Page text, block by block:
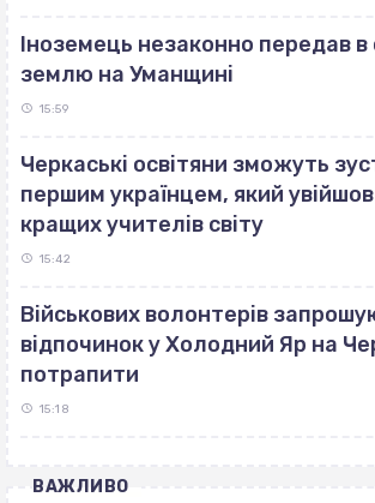
Іноземець незаконно передав
землю на Уманщині
15:59
Черкаські освітяни зможуть
першим українцем, який
кращих учителів світу
15:42
Військових волонтерів
відпочинок у Холодний Яр на
потрапити
15:18
ВАЖЛИВО